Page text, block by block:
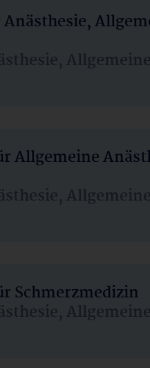
Allgemeine
Schmerzmedizin